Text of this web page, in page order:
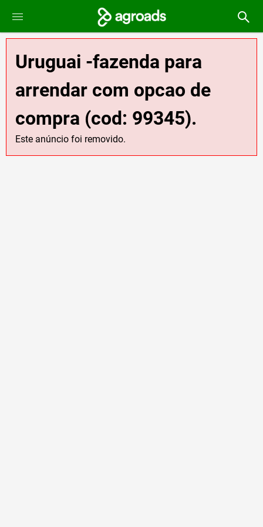
Uruguai -fazenda para
arrendar com opcao de
compra (cod: 99345).
Este anúncio foi removido.